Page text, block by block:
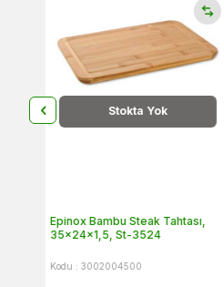
Stokta Yok
Epinox Bambu Steak Tahtası,
35x24x1,5, St-3524
Kodu : 3002004500